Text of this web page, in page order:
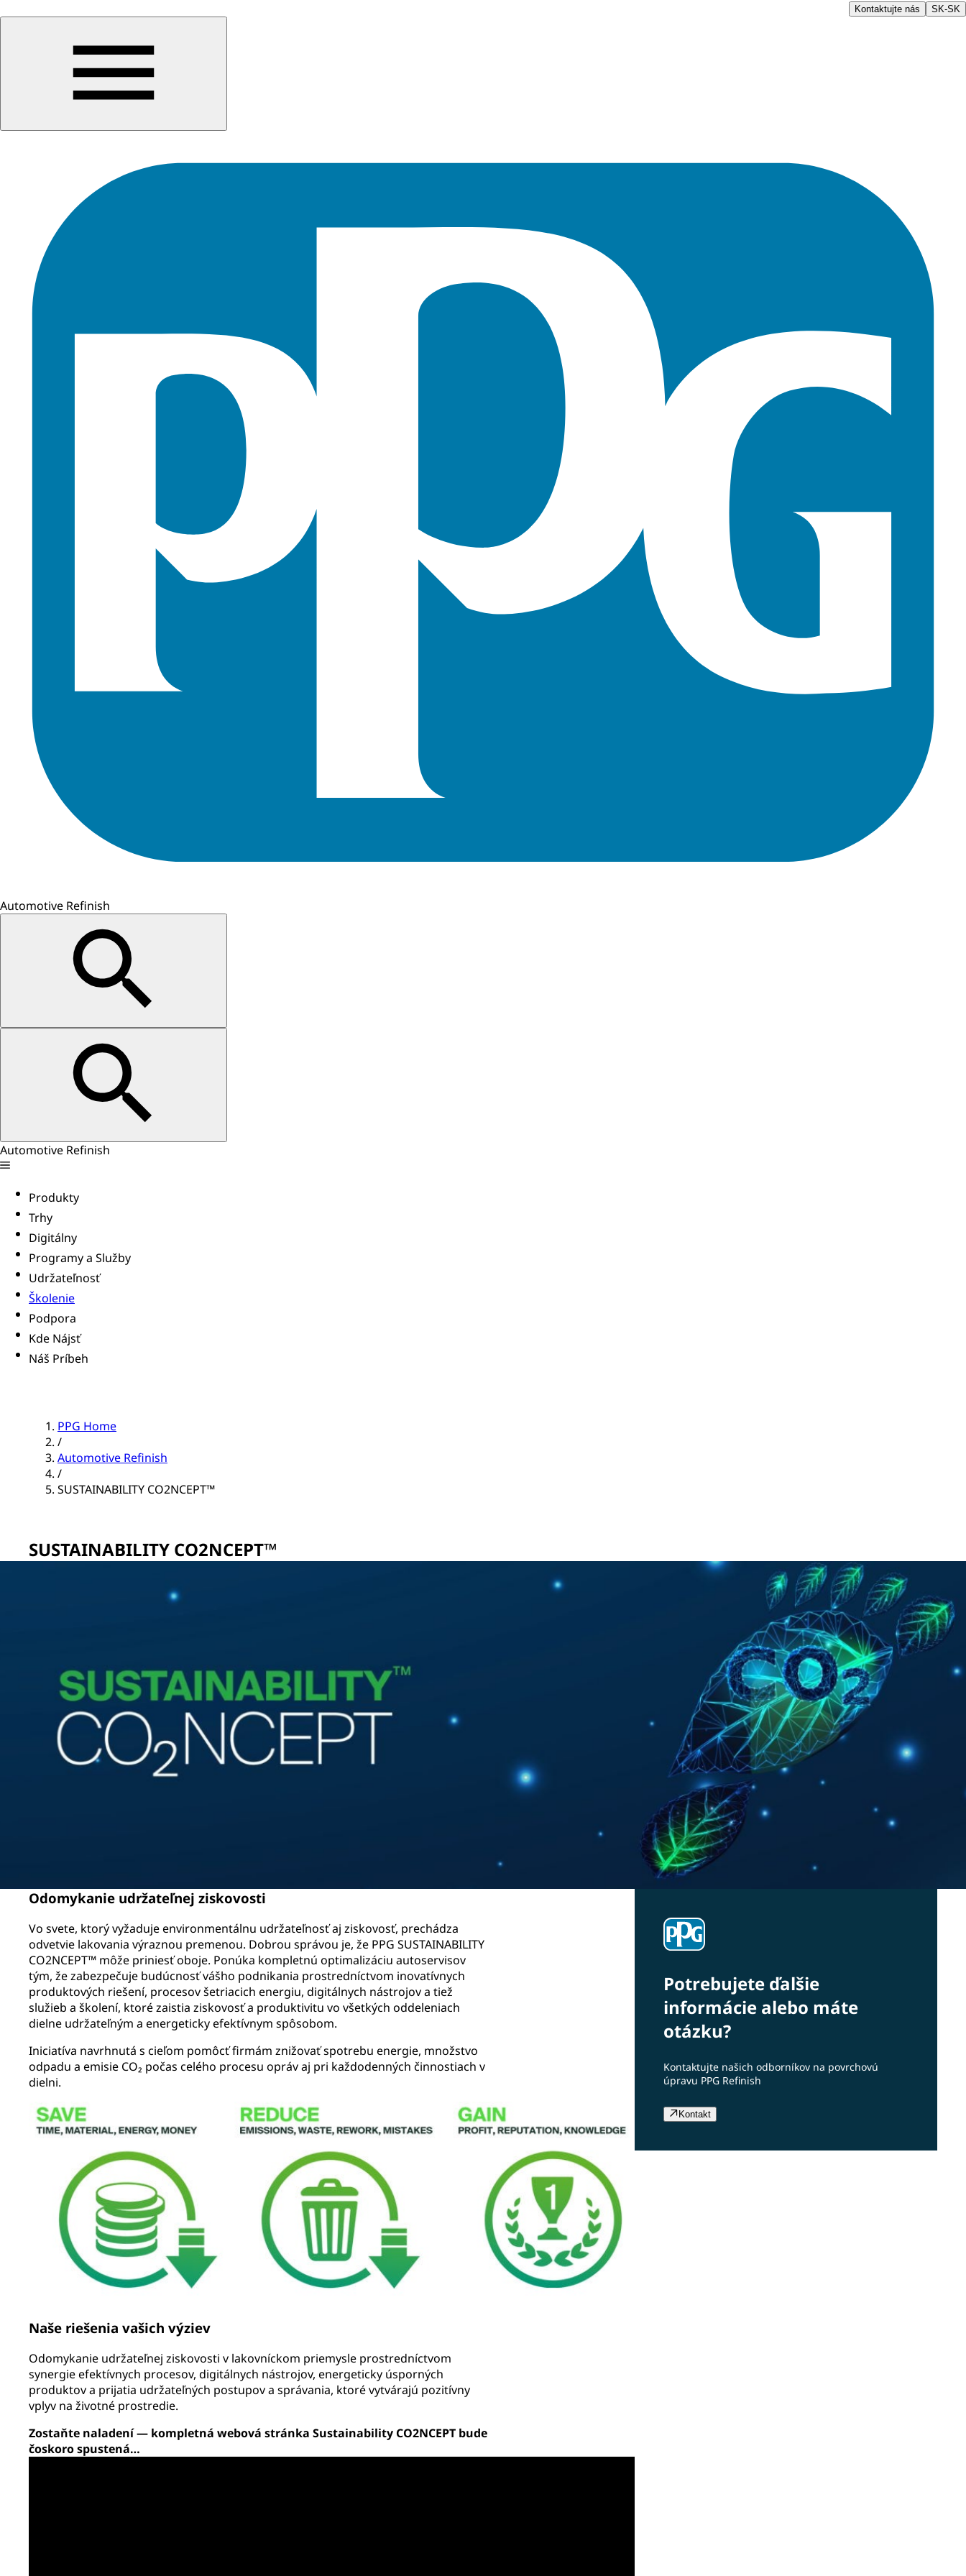
Kontaktujte nás SK-SK
Automotive Refinish
Automotive Refinish
Produkty
Trhy
Digitálny
Programy a Služby
Udržateľnosť
Školenie
Podpora
Kde Nájsť
Náš Príbeh
PPG Home
/
Automotive Refinish
/
SUSTAINABILITY CO2NCEPT™
SUSTAINABILITY CO2NCEPT™
Odomykanie udržateľnej ziskovosti
Vo svete, ktorý vyžaduje environmentálnu udržateľnosť aj ziskovosť, prechádza
odvetvie lakovania výraznou premenou. Dobrou správou je, že PPG SUSTAINABILITY
CO2NCEPT™ môže priniesť oboje. Ponúka kompletnú optimalizáciu autoservisov
tým, že zabezpečuje budúcnosť vášho podnikania prostredníctvom inovatívnych
produktových riešení, procesov šetriacich energiu, digitálnych nástrojov a tiež
služieb a školení, ktoré zaistia ziskovosť a produktivitu vo všetkých oddeleniach
dielne udržateľným a energeticky efektívnym spôsobom.
Iniciatíva navrhnutá s cieľom pomôcť firmám znižovať spotrebu energie, množstvo
odpadu a emisie CO₂ počas celého procesu opráv aj pri každodenných činnostiach v
dielni.
Naše riešenia vašich výziev
Odomykanie udržateľnej ziskovosti v lakovníckom priemysle prostredníctvom
synergie efektívnych procesov, digitálnych nástrojov, energeticky úsporných
produktov a prijatia udržateľných postupov a správania, ktoré vytvárajú pozitívny
vplyv na životné prostredie.
Zostaňte naladení — kompletná webová stránka Sustainability CO2NCEPT bude
čoskoro spustená…
Potrebujete ďalšie
informácie alebo máte
otázku?
Kontaktujte našich odborníkov na povrchovú
úpravu PPG Refinish
Kontakt